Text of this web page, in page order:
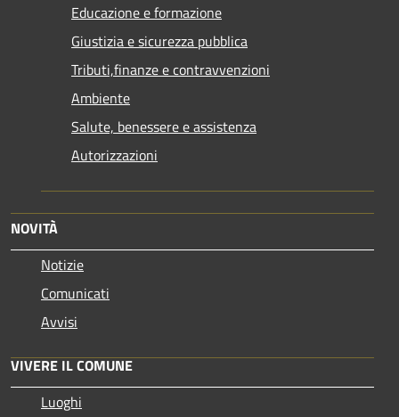
Educazione e formazione
Giustizia e sicurezza pubblica
Tributi,finanze e contravvenzioni
Ambiente
Salute, benessere e assistenza
Autorizzazioni
NOVITÀ
Notizie
Comunicati
Avvisi
VIVERE IL COMUNE
Luoghi